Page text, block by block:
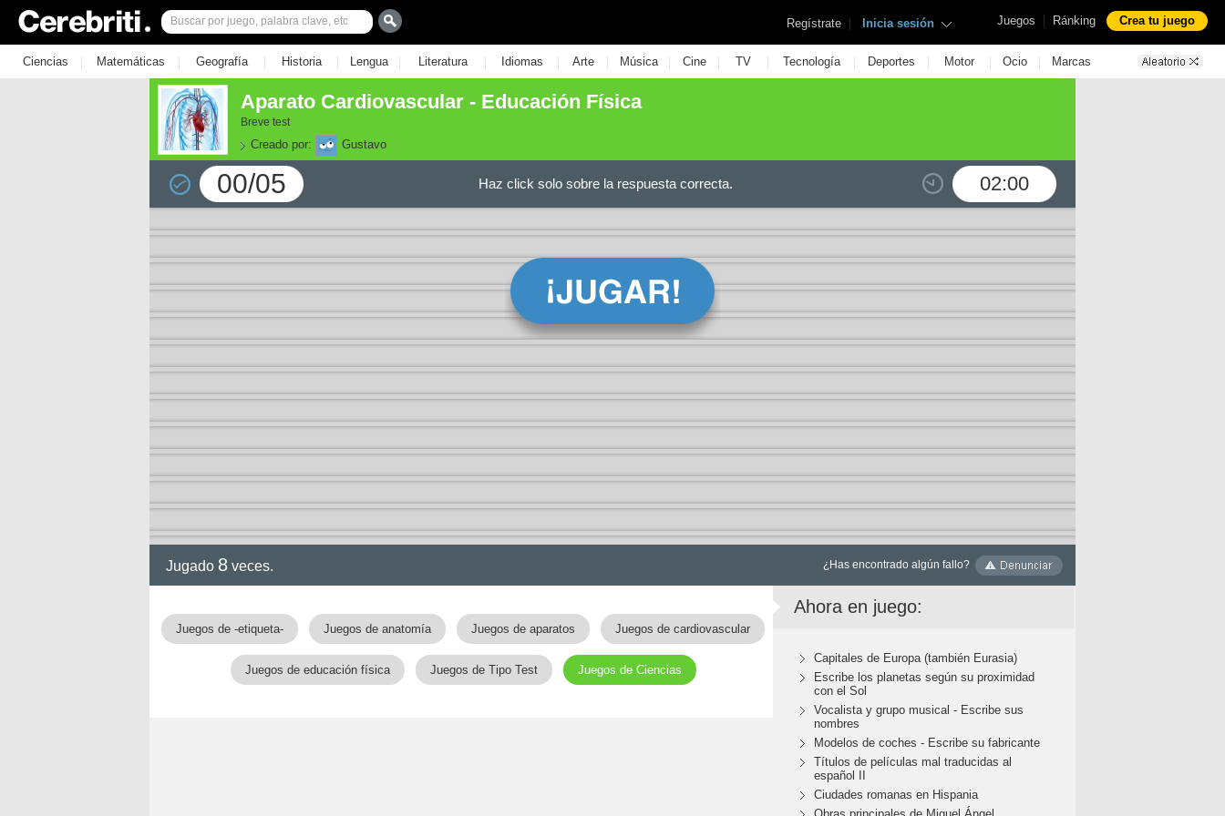
Juegos | Ránking Crea tu juego
Regístrate | Inicia sesión
Ciencias | Matemáticas | Geografía | Historia | Lengua | Literatura | Idiomas | Arte | Música | Cine | TV | Tecnología | Deportes | Motor | Ocio | Marcas
Aparato Cardiovascular - Educación Física
Breve test
Creado por: Gustavo
00/05 02:00
Haz click solo sobre la respuesta correcta.
Jugado 8 veces. ¿Has encontrado algún fallo?
Juegos de -etiqueta- Juegos de anatomía Juegos de aparatos Juegos de cardiovascular
Juegos de educación física Juegos de Tipo Test Juegos de Ciencias
Ahora en juego:
Capitales de Europa (también Eurasia)
Escribe los planetas según su proximidad
con el Sol
Vocalista y grupo musical - Escribe sus
nombres
Modelos de coches - Escribe su fabricante
Títulos de películas mal traducidas al
español II
Ciudades romanas en Hispania